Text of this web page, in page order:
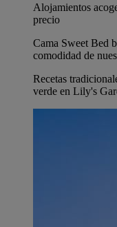
Alojamientos
precio
Cama Sweet Bed
comodidad de
Recetas
verde en Lily's